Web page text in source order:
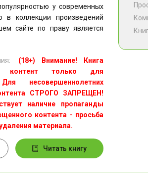
у современных
в коллекции произведений
сайте по праву является
(18+) Внимание! Книга
контент только для
несовершеннолетних
СТРОГО ЗАПРЕЩЕН!
наличие пропаганды
контента - просьба
материала.
Читать книгу